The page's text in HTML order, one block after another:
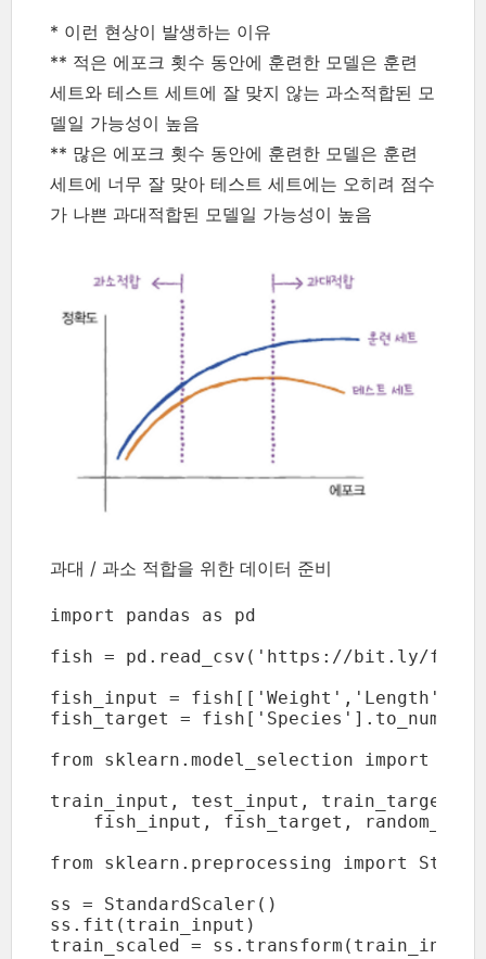
* 이런 현상이 발생하는 이유
** 적은 에포크 횟수 동안에 훈련한 모델은 훈련
세트와 테스트 세트에 잘 맞지 않는 과소적합된 모
델일 가능성이 높음
** 많은 에포크 횟수 동안에 훈련한 모델은 훈련
세트에 너무 잘 맞아 테스트 세트에는 오히려 점수
가 나쁜 과대적합된 모델일 가능성이 높음
과대 / 과소 적합을 위한 데이터 준비
import pandas as pd
fish = pd.read_csv('https://bit.ly/
fish_input =
fish_target = fish['Species'].to_numpy()
from sklearn.model_selection import
train_input, test_input, train_target,
fish_input, fish_target,
from sklearn.preprocessing import
ss = StandardScaler()
ss.fit(train_input)
train_scaled = ss.transform(train_input)